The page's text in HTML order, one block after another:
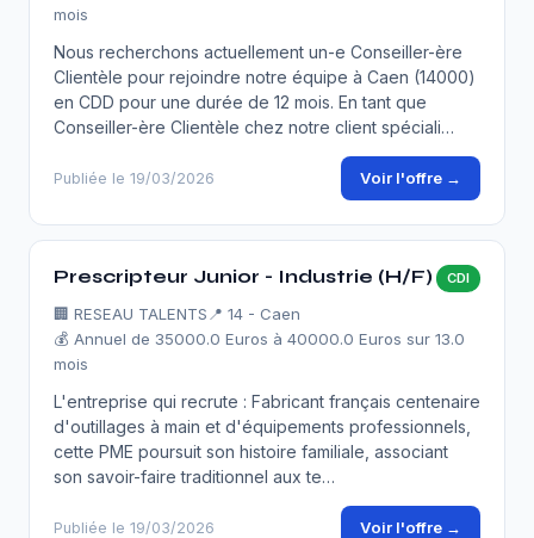
mois
Nous recherchons actuellement un-e Conseiller-ère
Clientèle pour rejoindre notre équipe à Caen (14000)
en CDD pour une durée de 12 mois. En tant que
Conseiller-ère Clientèle chez notre client spéciali…
Publiée le 19/03/2026 Voir l'offre →
Prescripteur Junior - Industrie (H/F) CDI
🏢 RESEAU TALENTS 📍 14 - Caen
💰 Annuel de 35000.0 Euros à 40000.0 Euros sur 13.0
mois
L'entreprise qui recrute : Fabricant français centenaire
d'outillages à main et d'équipements professionnels,
cette PME poursuit son histoire familiale, associant
son savoir-faire traditionnel aux te…
Publiée le 19/03/2026 Voir l'offre →